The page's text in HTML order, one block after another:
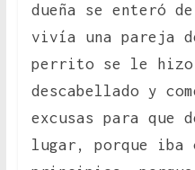
dueña se enteró
vivía una pareja
perrito se le hizo
descabellado y
excusas para que
lugar, porque iba